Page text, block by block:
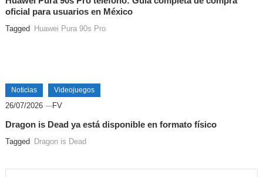
oficial para usuarios en México
Tagged Huawei Pura 90s Pro
Noticias Videojuegos
26/07/2026 FV
Dragon is Dead ya está disponible en formato físico
Tagged Dragon is Dead